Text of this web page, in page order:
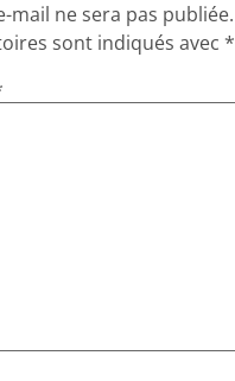
mail ne sera pas publiée.
sont indiqués avec*